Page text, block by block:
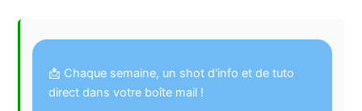
📩 Chaque semaine, un shot d'info et de tuto
direct dans votre boîte mail !